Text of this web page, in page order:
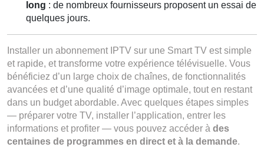
long : de nombreux fournisseurs proposent un essai de
quelques jours.
Installer un abonnement IPTV sur une Smart TV est simple
et rapide, et transforme votre expérience télévisuelle. Vous
bénéficiez d’un large choix de chaînes, de fonctionnalités
avancées et d’une qualité d’image optimale, tout en restant
dans un budget abordable. Avec quelques étapes simples
— préparer votre TV, installer l’application, entrer les
informations et profiter — vous pouvez accéder à des
centaines de programmes en direct et à la demande.